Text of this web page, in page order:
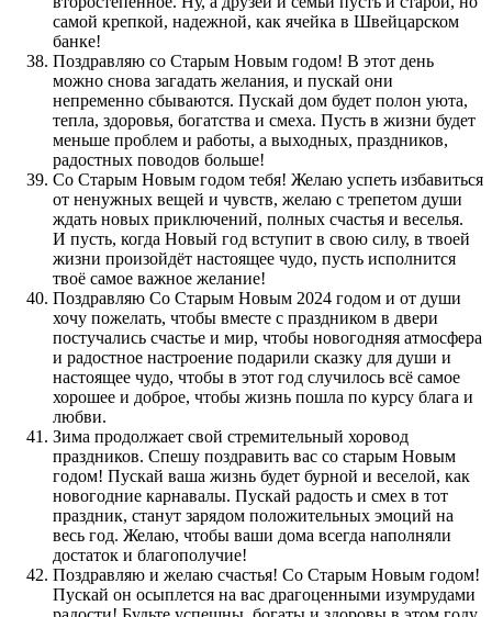
самой крепкой, надежной, как ячейка в Швейцарском
банке!
Поздравляю со Старым Новым годом! В этот день
можно снова загадать желания, и пускай они
непременно сбываются. Пускай дом будет полон уюта,
тепла, здоровья, богатства и смеха. Пусть в жизни будет
меньше проблем и работы, а выходных, праздников,
радостных поводов больше!
Со Старым Новым годом тебя! Желаю успеть избавиться
от ненужных вещей и чувств, желаю с трепетом души
ждать новых приключений, полных счастья и веселья.
И пусть, когда Новый год вступит в свою силу, в твоей
жизни произойдёт настоящее чудо, пусть исполнится
твоё самое важное желание!
Поздравляю Со Старым Новым 2024 годом и от души
хочу пожелать, чтобы вместе с праздником в двери
постучались счастье и мир, чтобы новогодняя атмосфера
и радостное настроение подарили сказку для души и
настоящее чудо, чтобы в этот год случилось всё самое
хорошее и доброе, чтобы жизнь пошла по курсу блага и
любви.
Зима продолжает свой стремительный хоровод
праздников. Спешу поздравить вас со старым Новым
годом! Пускай ваша жизнь будет бурной и веселой, как
новогодние карнавалы. Пускай радость и смех в тот
праздник, станут зарядом положительных эмоций на
весь год. Желаю, чтобы ваши дома всегда наполняли
достаток и благополучие!
Поздравляю и желаю счастья! Со Старым Новым годом!
Пускай он осыплется на вас драгоценными изумрудами